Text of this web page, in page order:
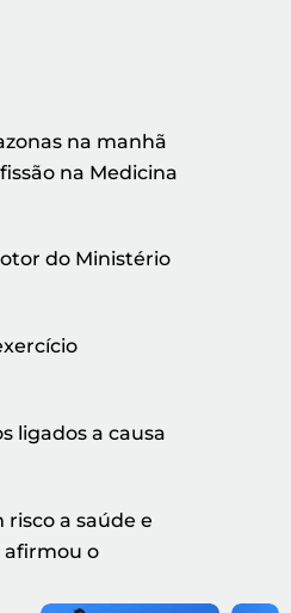
na manhã
na Medicina
do Ministério
ligados a causa
a saúde e
afirmou o